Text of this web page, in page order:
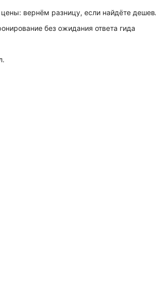
цены: вернём разницу, если найдёте
без ожидания ответа гида